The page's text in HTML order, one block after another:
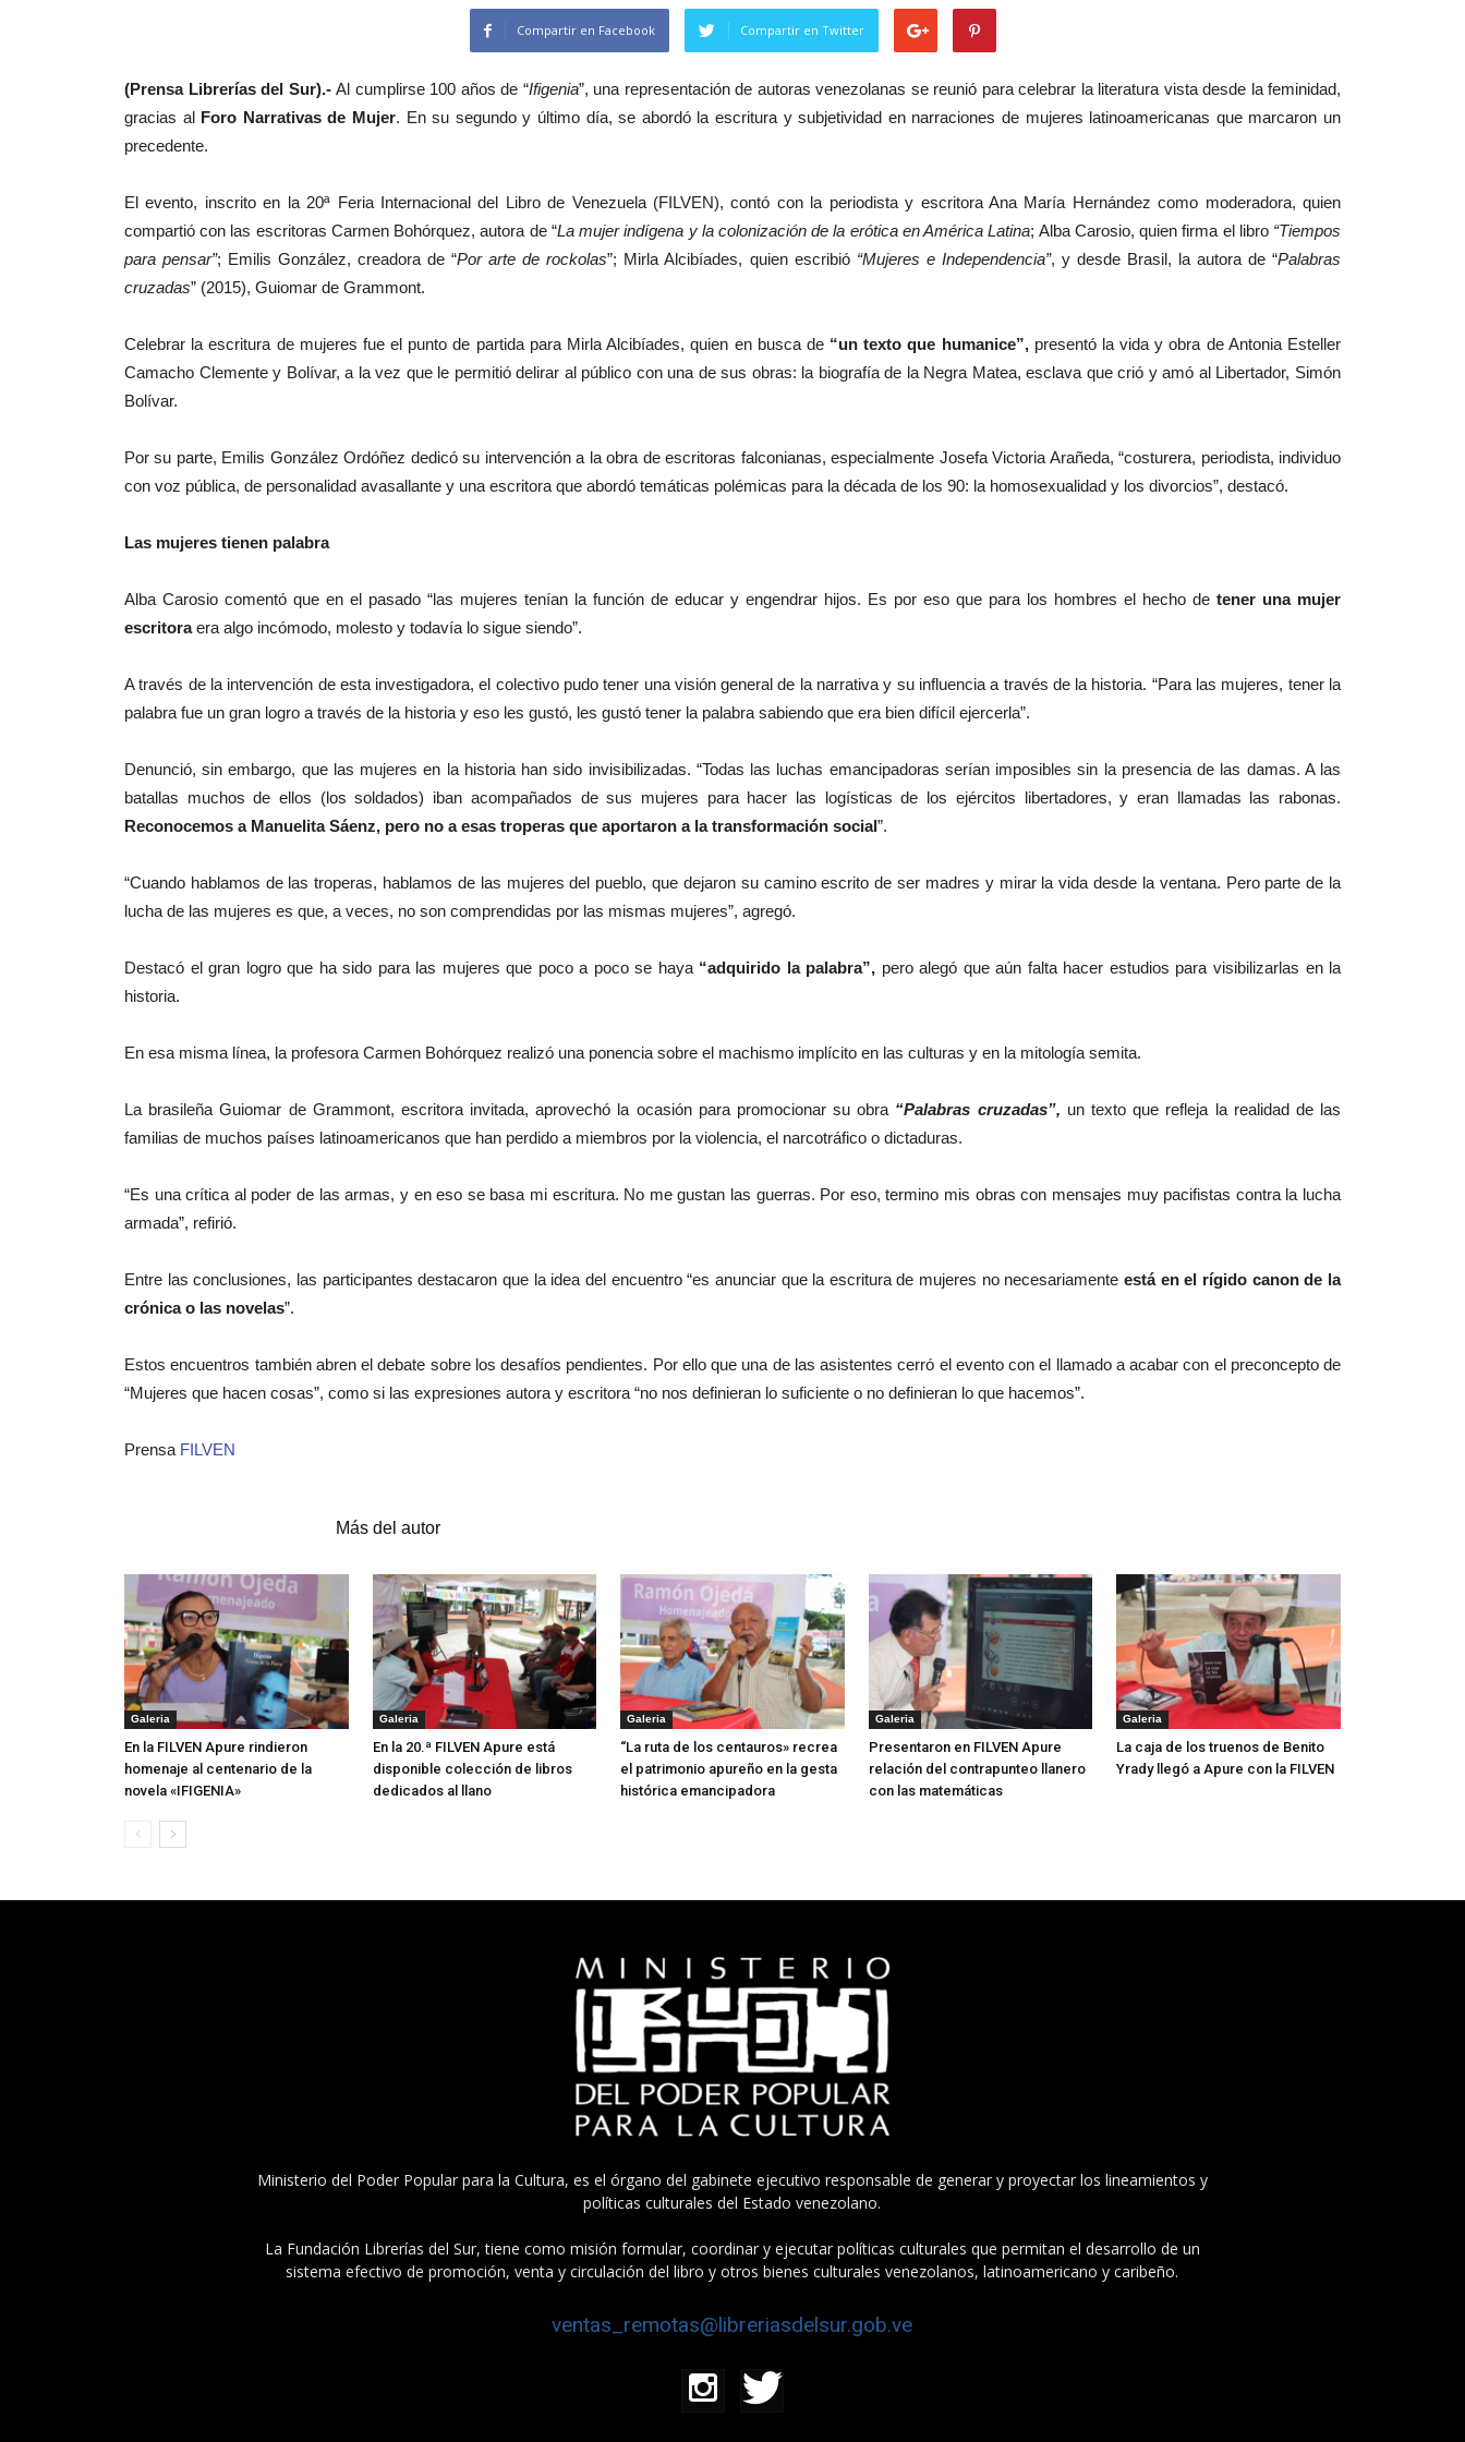
Compartir en Facebook Compartir en Twitter
(Prensa Librerías del Sur).- Al cumplirse 100 años de “Ifigenia”, una representación de autoras venezolanas se reunió para celebrar la literatura vista desde la feminidad,
gracias alForo Narrativas de Mujer. En su segundo y último día, se abordó la escritura y subjetividad en narraciones de mujeres latinoamericanas que marcaron un
precedente.
El evento, inscrito en la 20ª Feria Internacional del Libro de Venezuela (FILVEN), contó con la periodista y escritora Ana María Hernández como moderadora, quien
compartió con las escritoras Carmen Bohórquez, autora de “La mujer indígena y la colonización de la erótica en América Latina; Alba Carosio, quien firma el libro “Tiempos
para pensar”; Emilis González, creadora de “Por arte de rockolas”; Mirla Alcibíades, quien escribió “Mujeres e Independencia”, y desde Brasil, la autora de “Palabras
cruzadas” (2015), Guiomar de Grammont.
Celebrar la escritura de mujeres fue el punto de partida para Mirla Alcibíades, quien en busca de “un texto que humanice”,presentó la vida y obra de Antonia Esteller
Camacho Clemente y Bolívar, a la vez que le permitió delirar al público con una de sus obras: la biografía de la Negra Matea, esclava que crió y amó al Libertador, Simón
Bolívar.
Por su parte, Emilis González Ordóñez dedicó su intervención a la obra de escritoras falconianas, especialmente Josefa Victoria Arañeda, “costurera, periodista, individuo
con voz pública, de personalidad avasallante y una escritora que abordó temáticas polémicas para la década de los 90: la homosexualidad y los divorcios”, destacó.
Las mujeres tienen palabra
Alba Carosio comentó que en el pasado “las mujeres tenían la función de educar y engendrar hijos. Es por eso que para los hombres el hecho de tener una mujer
escritoraera algo incómodo, molesto y todavía lo sigue siendo”.
A través de la intervención de esta investigadora, el colectivo pudo tener una visión general de la narrativa y su influencia a través de la historia. “Para las mujeres, tener la
palabra fue un gran logro a través de la historia y eso les gustó, les gustó tener la palabra sabiendo que era bien difícil ejercerla”.
Denunció, sin embargo, que las mujeres en la historia han sido invisibilizadas. “Todas las luchas emancipadoras serían imposibles sin la presencia de las damas. A las
batallas muchos de ellos (los soldados) iban acompañados de sus mujeres para hacer las logísticas de los ejércitos libertadores, y eran llamadas las rabonas.
Reconocemos a Manuelita Sáenz, pero no a esas troperas que aportaron a la transformación social”.
“Cuando hablamos de las troperas, hablamos de las mujeres del pueblo, que dejaron su camino escrito de ser madres y mirar la vida desde la ventana. Pero parte de la
lucha de las mujeres es que, a veces, no son comprendidas por las mismas mujeres”, agregó.
Destacó el gran logro que ha sido para las mujeres que poco a poco se haya “adquirido la palabra”, pero alegó que aún falta hacer estudios para visibilizarlas en la
historia.
En esa misma línea, la profesora Carmen Bohórquez realizó una ponencia sobre el machismo implícito en las culturas y en la mitología semita.
La brasileña Guiomar de Grammont, escritora invitada, aprovechó la ocasión para promocionar su obra “Palabras cruzadas”, un texto que refleja la realidad de las
familias de muchos países latinoamericanos que han perdido a miembros por la violencia, el narcotráfico o dictaduras.
“Es una crítica al poder de las armas, y en eso se basa mi escritura. No me gustan las guerras. Por eso, termino mis obras con mensajes muy pacifistas contra la lucha
armada”, refirió.
Entre las conclusiones, las participantes destacaron que la idea del encuentro “es anunciar que la escritura de mujeres no necesariamenteestá en el rígido canon de la
crónica o las novelas”.
Estos encuentros también abren el debate sobre los desafíos pendientes. Por ello que una de las asistentes cerró el evento con el llamado a acabar con el preconcepto de
“Mujeres que hacen cosas”, como si las expresiones autora y escritora “no nos definieran lo suficiente o no definieran lo que hacemos”.
Prensa FILVEN
Más del autor
Galeria
En la FILVEN Apure rindieron
homenaje al centenario de la
novela «IFIGENIA»
Galeria
En la 20.ª FILVEN Apure está
disponible colección de libros
dedicados al llano
Galeria
“La ruta de los centauros» recrea
el patrimonio apureño en la gesta
histórica emancipadora
Galeria
Presentaron en FILVEN Apure
relación del contrapunteo llanero
con las matemáticas
Galeria
La caja de los truenos de Benito
Yrady llegó a Apure con la FILVEN
Ministerio del Poder Popular para la Cultura, es el órgano del gabinete ejecutivo responsable de generar y proyectar los lineamientos y
políticas culturales del Estado venezolano.
La Fundación Librerías del Sur, tiene como misión formular, coordinar y ejecutar políticas culturales que permitan el desarrollo de un
sistema efectivo de promoción, venta y circulación del libro y otros bienes culturales venezolanos, latinoamericano y caribeño.
ventas_remotas@libreriasdelsur.gob.ve